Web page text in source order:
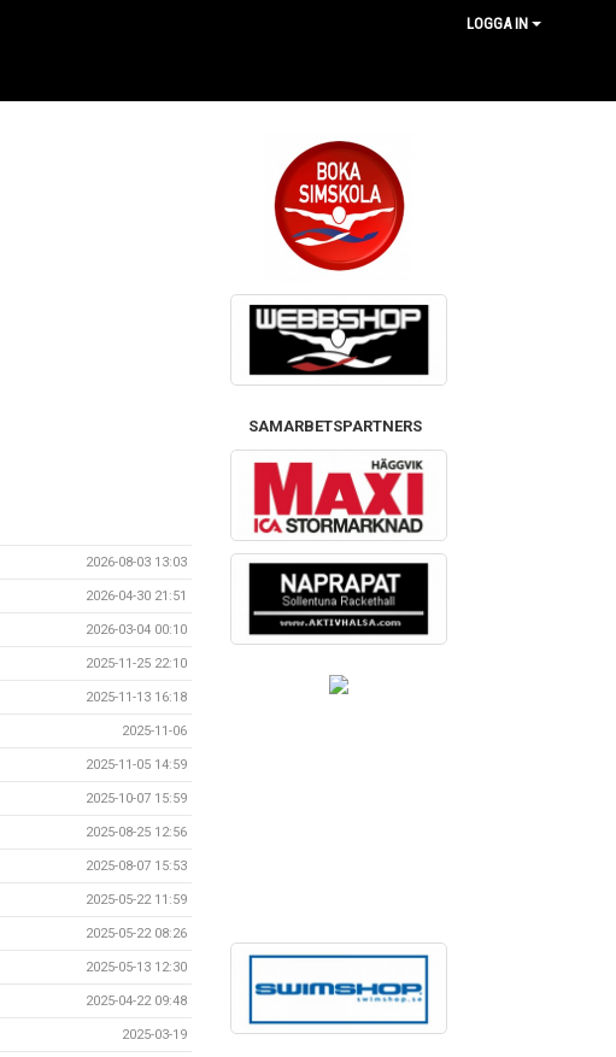
LOGGA IN
2026-08-03 13:03
2026-04-30 21:51
2026-03-04 00:10
2025-11-25 22:10
2025-11-13 16:18
2025-11-06
2025-11-05 14:59
2025-10-07 15:59
2025-08-25 12:56
2025-08-07 15:53
2025-05-22 11:59
2025-05-22 08:26
2025-05-13 12:30
2025-04-22 09:48
2025-03-19
SAMARBETSPARTNERS